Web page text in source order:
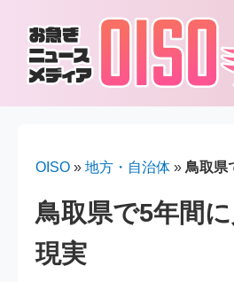
OISO » 地方・自治体 » 鳥取県
鳥取県で5年間
現実